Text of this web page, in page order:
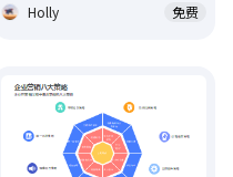
Holly
免费